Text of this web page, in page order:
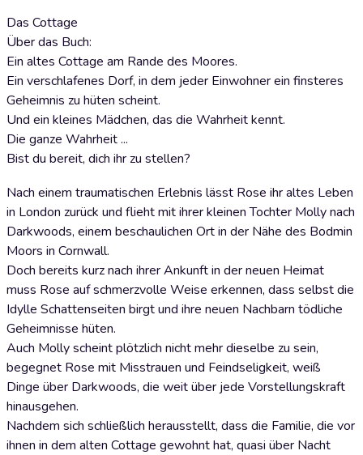
Das Cottage
Über das Buch:
Ein altes Cottage am Rande des Moores.
Ein verschlafenes Dorf, in dem jeder Einwohner ein finsteres
Geheimnis zu hüten scheint.
Und ein kleines Mädchen, das die Wahrheit kennt.
Die ganze Wahrheit ...
Bist du bereit, dich ihr zu stellen?
Nach einem traumatischen Erlebnis lässt Rose ihr altes Leben
in London zurück und flieht mit ihrer kleinen Tochter Molly nach
Darkwoods, einem beschaulichen Ort in der Nähe des Bodmin
Moors in Cornwall.
Doch bereits kurz nach ihrer Ankunft in der neuen Heimat
muss Rose auf schmerzvolle Weise erkennen, dass selbst die
Idylle Schattenseiten birgt und ihre neuen Nachbarn tödliche
Geheimnisse hüten.
Auch Molly scheint plötzlich nicht mehr dieselbe zu sein,
begegnet Rose mit Misstrauen und Feindseligkeit, weiß
Dinge über Darkwoods, die weit über jede Vorstellungskraft
hinausgehen.
Nachdem sich schließlich herausstellt, dass die Familie, die vor
ihnen in dem alten Cottage gewohnt hat, quasi über Nacht